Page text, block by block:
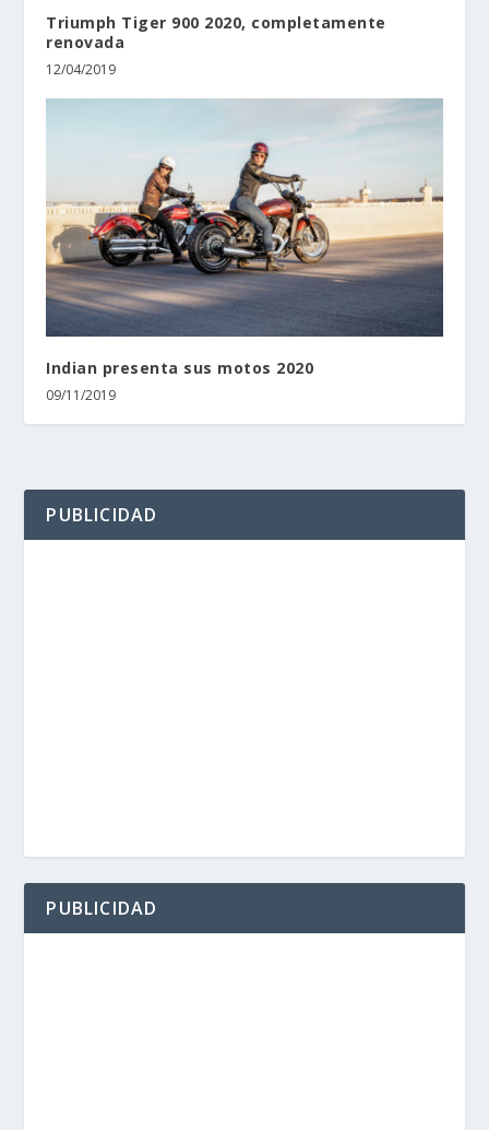
Triumph Tiger 900 2020, completamente
renovada
12/04/2019
Indian presenta sus motos 2020
09/11/2019
PUBLICIDAD
PUBLICIDAD